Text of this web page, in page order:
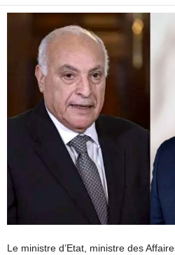
Le ministre d’Etat, ministre des